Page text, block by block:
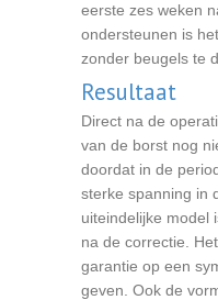
eerste zes weken
ondersteunen is
zonder beugels te
Resultaat
Direct na de
van de borst nog
doordat in de
sterke spanning in
uiteindelijke model
na de correctie.
garantie op een
geven. Ook de